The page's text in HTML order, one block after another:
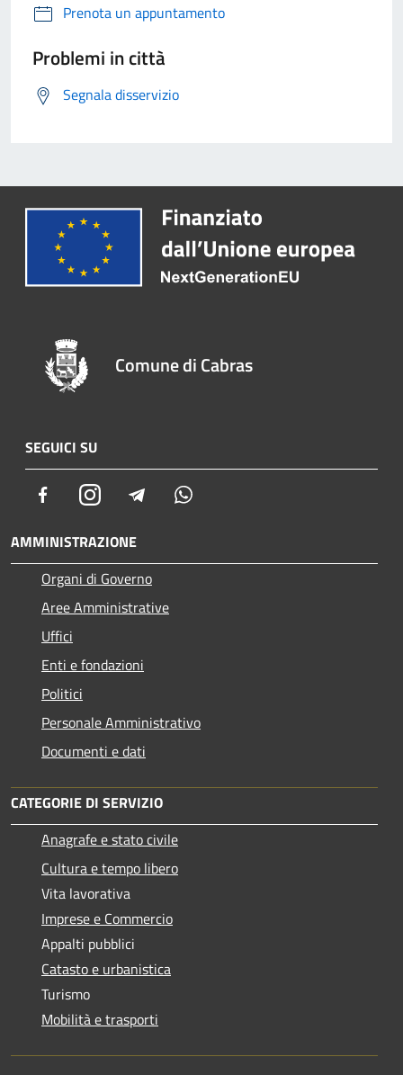
Prenota un appuntamento
Problemi in città
Segnala disservizio
Comune di Cabras
SEGUICI SU
FacebookInstagram Telegram
AMMINISTRAZIONE
Organi di Governo
Aree Amministrative
Uffici
Enti e fondazioni
Politici
Personale Amministrativo
Documenti e dati
CATEGORIE DI SERVIZIO
Anagrafe e stato civile
Cultura e tempo libero
Vita lavorativa
Imprese e Commercio
Appalti pubblici
Catasto e urbanistica
Turismo
Mobilità e trasporti